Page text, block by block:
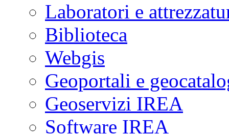
Laboratori e
Biblioteca
Webgis
Geoportali e
Geoservizi IREA
Software IREA